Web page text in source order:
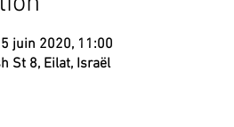
juin 2020, 11:00
St 8, Eilat, Israël